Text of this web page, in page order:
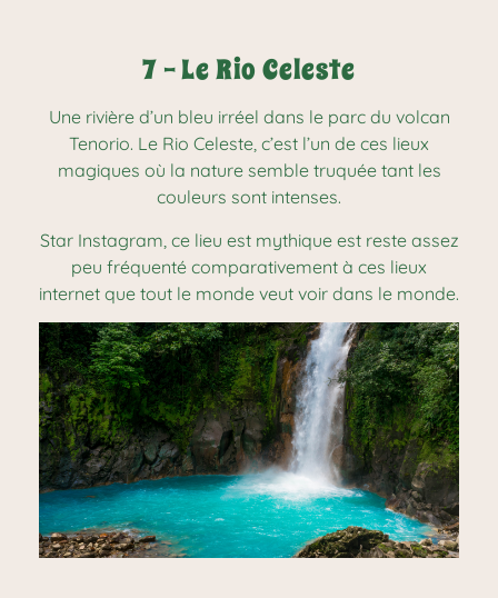
7 - Le Rio Celeste
Une rivière d’un bleu irréel dans le parc du volcan
Tenorio. Le Rio Celeste, c’est l’un de ces lieux
magiques où la nature semble truquée tant les
couleurs sont intenses.
Star Instagram, ce lieu est mythique est reste assez
peu fréquenté comparativement à ces lieux
internet que tout le monde veut voir dans le monde.